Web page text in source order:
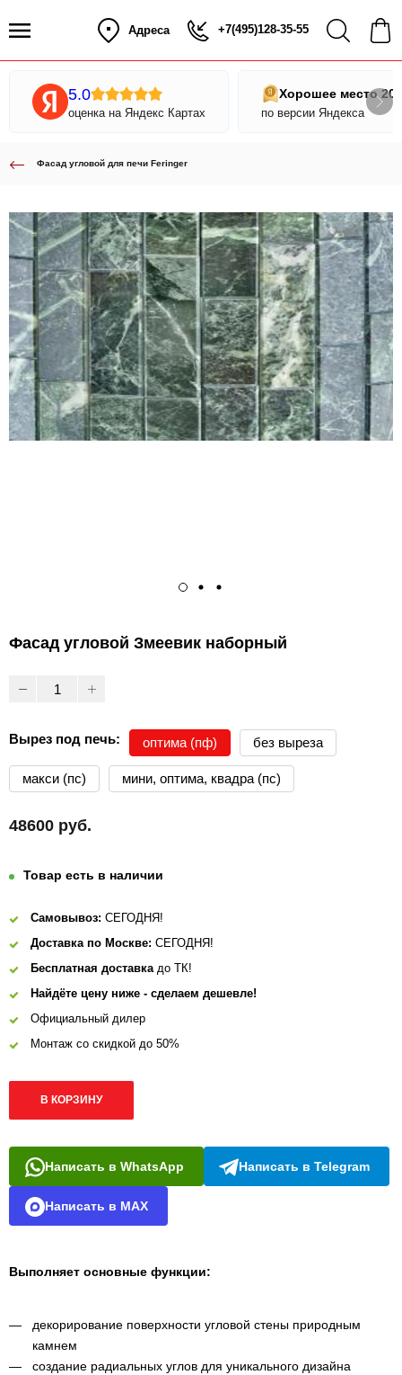
Адреса +7(495)128-35-55
5.0
оценка на Яндекс Картах
Хорошее место
по версии Яндекса
Фасад угловой для печи Feringer
Фасад угловой Змеевик наборный
Вырез под печь: оптима (пф) без выреза
макси (пс) мини, оптима, квадра (пс)
48600 руб.
Товар есть в наличии
Самовывоз: СЕГОДНЯ!
Доставка по Москве: СЕГОДНЯ!
Бесплатная доставкадо ТК!
Найдёте цену ниже - сделаем дешевле!
Официальный дилер
Монтаж со скидкой до 50%
В КОРЗИНУ
Написать в WhatsApp Написать в Telegram
Написать в MAX
Выполняет основные функции:
декорирование поверхности угловой стены природным
камнем
создание радиальных углов для уникального дизайна